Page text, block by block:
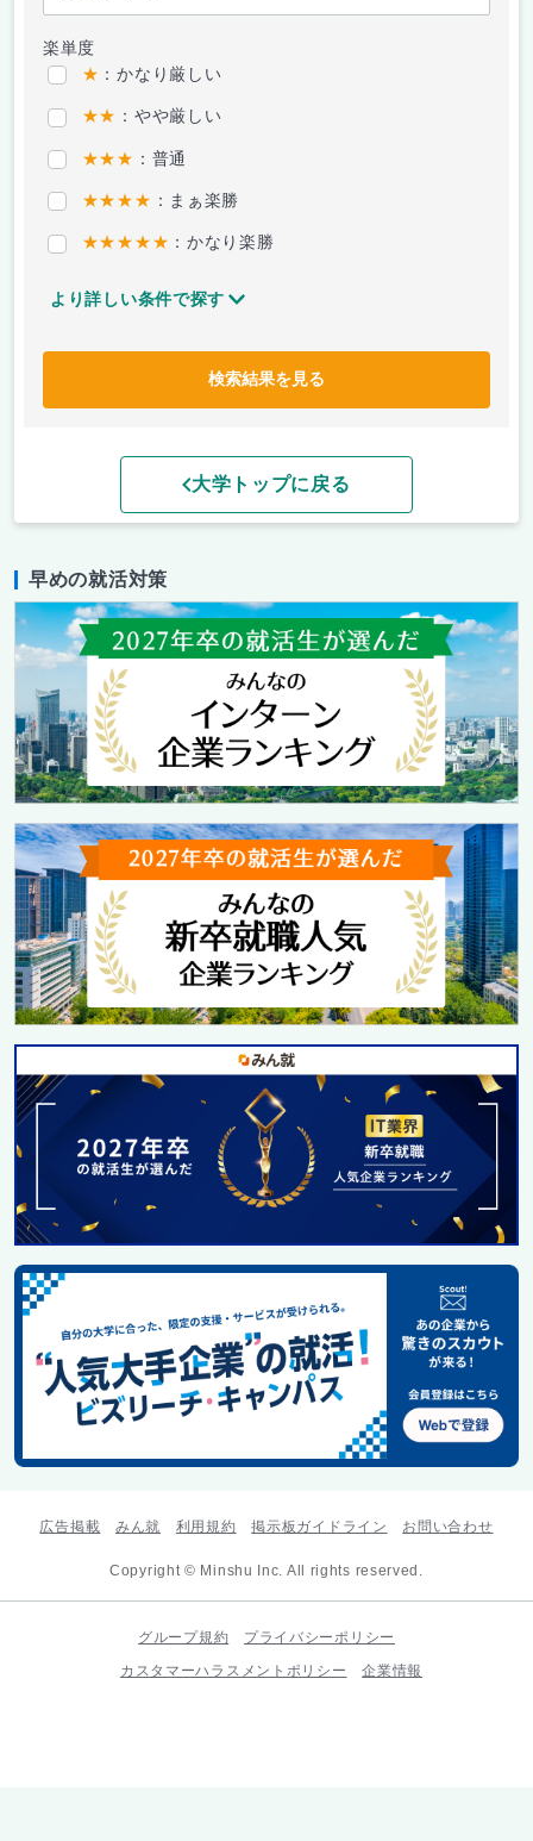
楽単度
★ ：かなり厳しい
★★ ：やや厳しい
★★★ ：普通
★★★★ ：まぁ楽勝
★★★★★ ：かなり楽勝
より詳しい条件で探す
検索結果を見る
大学トップに戻る
早めの就活対策
広告掲載 みん就 利用規約 掲示板ガイドライン お問い合わせ
Copyright © Minshu Inc. All rights reserved.
グループ規約
プライバシーポリシー
カスタマーハラスメントポリシー
企業情報